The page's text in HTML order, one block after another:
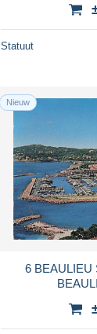
Statuut
Nieuw
6 BEAULIEU